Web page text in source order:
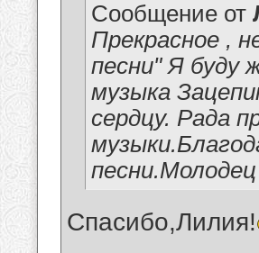
Сообщение от
Прекрасное ,
песни" Я буду
музыка
сердцу. Рада
песни.Молодец
Спасибо,Лилия!